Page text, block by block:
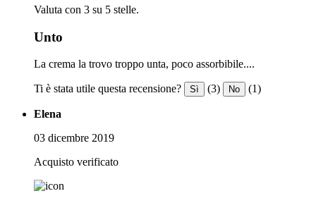
Valuta con 3 su 5 stelle.
Unto
La crema la trovo troppo unta, poco assorbibile....
Ti è stata utile questa recensione? Sì (3) No (1)
Elena
03 dicembre 2019
Acquisto verificato